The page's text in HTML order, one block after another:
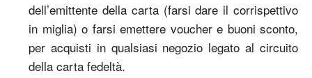
dell’emittente della carta (farsi dare il corrispettivo
in miglia) o farsi emettere voucher e buoni sconto,
per acquisti in qualsiasi negozio legato al circuito
della carta fedeltà.